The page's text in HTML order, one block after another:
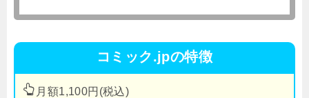
コミック.jpの特徴
月額1,100円(税込)